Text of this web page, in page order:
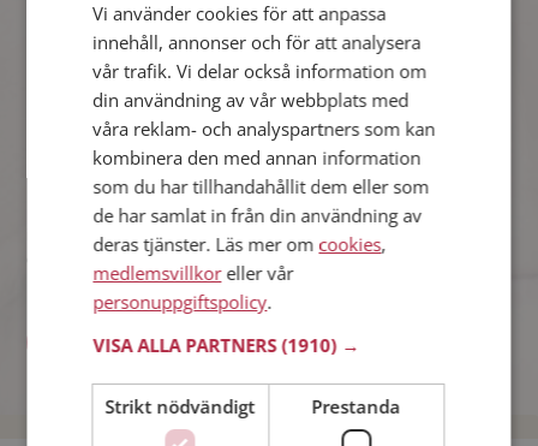
profilsida, en sida där man presenterar sig. Just nu finns det
över 140.000 sidor att surfa runt på.
Det är på din egen profilsida eller kontaktannons
som dina
besökare bildar sig sin första uppfattning om dig. Det är med
andra ord en väldigt viktig del av ditt medlemskap. Lägg därför
lite tid på att göra den bra.
Låt din personlighet komma fram i din presentation. Ju mer
innehåll desto bättre - ladda upp bilder som du tycker visar vem
du är, välj bakgrundsbild och gör matchningstestet etc.
BLI MEDLEM NU - KLICKA HÄR!
Vi använder cookies för att anpassa
innehåll, annonser och för att analysera
vår trafik. Vi delar också information om
din användning av vår webbplats med
våra reklam- och analyspartners som kan
kombinera den med annan information
som du har tillhandahållit dem eller som
de har samlat in från din användning av
deras tjänster. Läs mer om cookies,
medlemsvillkoreller vår
personuppgiftspolicy.
VISA ALLA PARTNERS(1910) →
Strikt nödvändigt Prestanda